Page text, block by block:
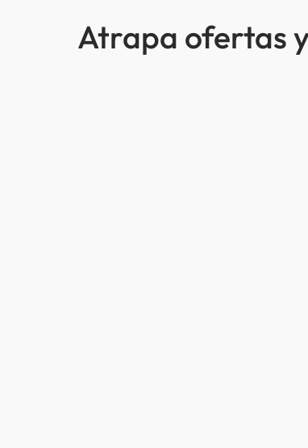
Atrapa ofertas